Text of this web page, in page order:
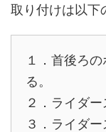
取り付けは以下
１．首後ろ
る。
２．ライダ
３．ライダ